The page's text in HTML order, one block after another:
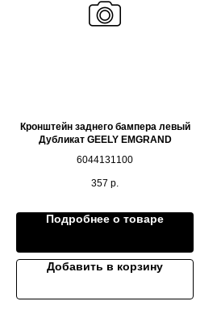
Кронштейн заднего бампера левый
Дубликат GEELY EMGRAND
6044131100
357 р.
Подробнее о товаре
Добавить в корзину